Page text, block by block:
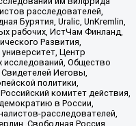
расследователей,
Бурятия, Uralic, UnKremlin,
рабочих, ИстЧам Финланд,
Развития,
Центр
Общество
Иеговы,
политики,
комитет действия,
в России,
расследователей,
Свободная Россия